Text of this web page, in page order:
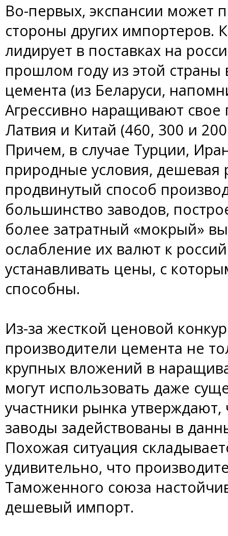
Во-первых, экспансии может
стороны других импортеров.
лидирует в поставках на
прошлом году из этой
цемента (из Беларуси,
Агрессивно наращивают свое
Латвия и Китай (460, 300 и
Причем, в случае Турции,
природные условия, дешевая
продвинутый способ
большинство заводов,
более затратный «мокрый»
ослабление их валют к
устанавливать цены, с
способны.
Из-за жесткой ценовой
производители цемента не
крупных вложений в
могут использовать даже
участники рынка
заводы задействованы в
Похожая ситуация
удивительно, что
Таможенного союза
дешевый импорт.